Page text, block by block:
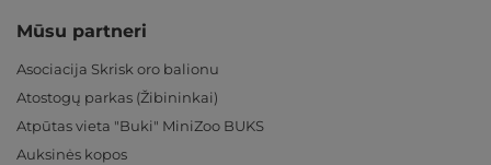
Mūsu partneri
Asociacija Skrisk oro balionu
Atostogų parkas (Žibininkai)
Atpūtas vieta "Buki" MiniZoo BUKS
Auksinės kopos